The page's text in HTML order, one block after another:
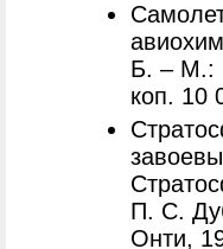
Б. – М.:
коп. 10
П. С.
Онти,